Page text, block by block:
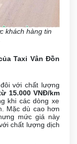
khách hàng tin
Taxi Vân Đồn
với chất lượng
15.000 VNĐ/km
khi các dòng xe
Mặc dù cao hơn
mức giá này
chất lượng dịch